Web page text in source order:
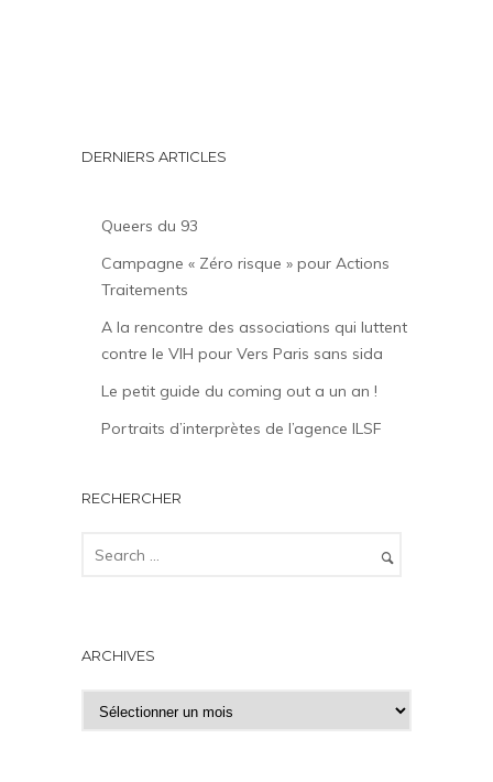
DERNIERS ARTICLES
Queers du 93
Campagne « Zéro risque » pour Actions
Traitements
A la rencontre des associations qui luttent
contre le VIH pour Vers Paris sans sida
Le petit guide du coming out a un an !
Portraits d’interprètes de l’agence ILSF
RECHERCHER
ARCHIVES
r